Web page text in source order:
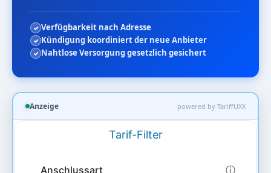
Verfügbarkeit nach Adresse
Kündigung koordiniert der neue Anbieter
Nahtlose Versorgung gesetzlich gesichert
Anzeige powered by TariffUXX